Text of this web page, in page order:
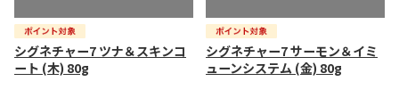
シグネチャー7 ツナ＆スキンコ
ート (木) 80g
シグネチャー7 サーモン＆イミ
ューンシステム (金) 80g